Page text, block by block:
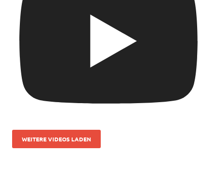
WEITERE VIDEOS LADEN